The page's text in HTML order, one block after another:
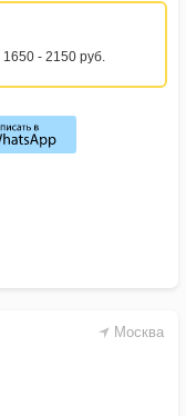
1650 - 2150 руб.
Москва